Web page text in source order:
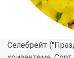
Селебрейт